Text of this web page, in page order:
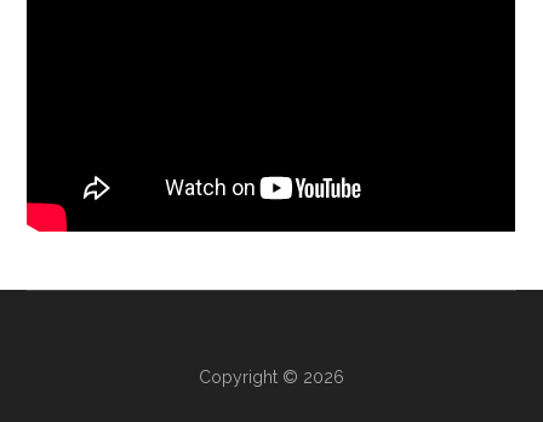
Copyright © 2026